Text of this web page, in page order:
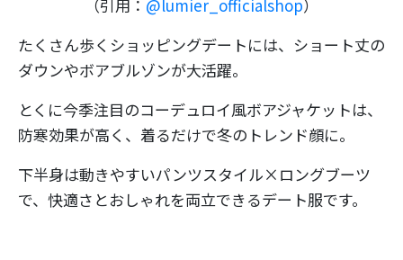
（引用： @lumier_officialshop）
たくさん歩くショッピングデートには、ショート丈の
ダウンやボアブルゾンが大活躍。
とくに今季注目のコーデュロイ風ボアジャケットは、
防寒効果が高く、着るだけで冬のトレンド顔に。
下半身は動きやすいパンツスタイル×ロングブーツ
で、快適さとおしゃれを両立できるデート服です。